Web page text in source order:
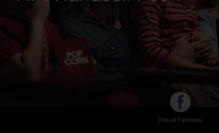
Dela på Facebook